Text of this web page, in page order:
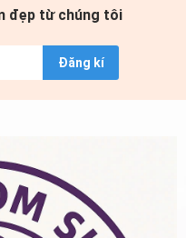
đẹp từ chúng tôi
Đăng kí